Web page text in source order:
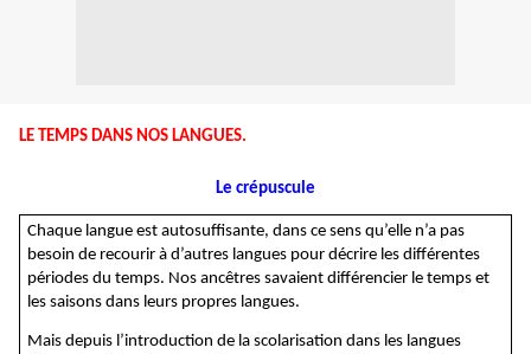
LE TEMPS DANS NOS LANGUES.
Le crépuscule
Chaque langue est autosuffisante, dans ce sens qu’elle n’a pas
besoin de recourir à d’autres langues pour décrire les différentes
périodes du temps. Nos ancêtres savaient différencier le temps et
les saisons dans leurs propres langues.
Mais depuis l’introduction de la scolarisation dans les langues